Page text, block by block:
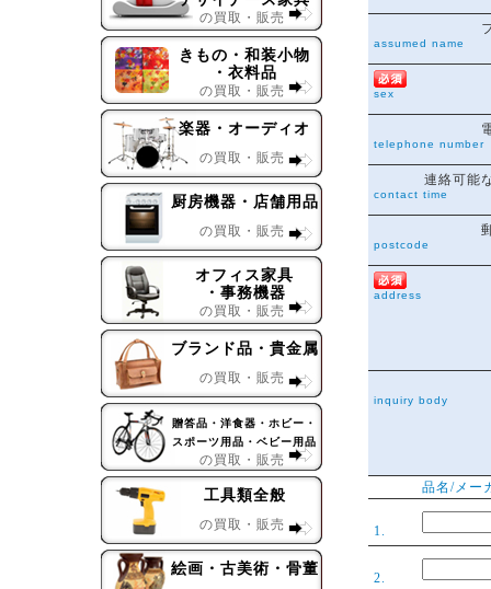
の買取・販売
きもの・和装小物
・衣料品
の買取・販売
楽器・オーディオ
の買取・販売
厨房機器・店舗用品
の買取・販売
オフィス家具
・事務機器
の買取・販売
ブランド品・貴金属
の買取・販売
贈答品・洋食器・ホビー・
スポーツ用品・ベビー用品
の買取・販売
工具類全般
の買取・販売
絵画・古美術・骨董
assumed name
sex
telephone number
連絡可能
contact time
postcode
address
inquiry body
品名/メー
1.
2.